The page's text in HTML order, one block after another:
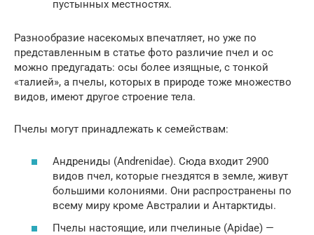
пустынных местностях.
Разнообразие насекомых впечатляет, но уже по
представленным в статье фото различие пчел и ос
можно предугадать: осы более изящные, с тонкой
«талией», а пчелы, которых в природе тоже множество
видов, имеют другое строение тела.
Пчелы могут принадлежать к семействам:
Андрениды (Andrenidae). Сюда входит 2900
видов пчел, которые гнездятся в земле, живут
большими колониями. Они распространены по
всему миру кроме Австралии и Антарктиды.
Пчелы настоящие, или пчелиные (Apidae) —